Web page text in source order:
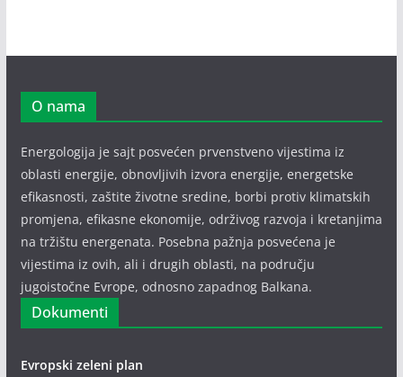
O nama
Energologija je sajt posvećen prvenstveno vijestima iz
oblasti energije, obnovljivih izvora energije, energetske
efikasnosti, zaštite životne sredine, borbi protiv klimatskih
promjena, efikasne ekonomije, održivog razvoja i kretanjima
na tržištu energenata. Posebna pažnja posvećena je
vijestima iz ovih, ali i drugih oblasti, na području
jugoistočne Evrope, odnosno zapadnog Balkana.
Dokumenti
Evropski zeleni plan